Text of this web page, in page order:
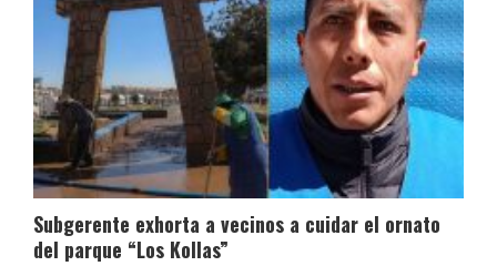
Subgerente exhorta a vecinos a cuidar el ornato
del parque “Los Kollas”